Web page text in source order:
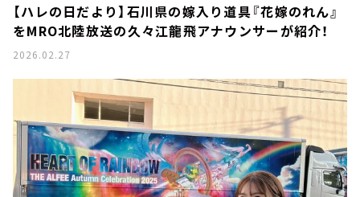
【ハレの日だより】石川県の嫁入り道具『花嫁のれん』
をMRO北陸放送の久々江龍飛アナウンサーが紹介！
2026.02.27